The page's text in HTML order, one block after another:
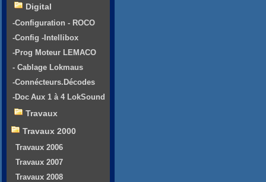
Digital
-Configuration - ROCO
-Config -Intellibox
-Prog Moteur LEMACO
- Cablage Lokmaus
-Connécteurs.Décodes
-Doc Aux 1 à 4 LokSound
Travaux
Travaux 2000
Travaux 2006
Travaux 2007
Travaux 2008